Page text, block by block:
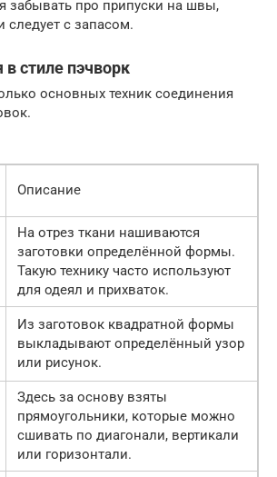
забывать про припуски на швы,
следует с запасом.
стиле пэчворк
основных техник соединения
Описание
На отрез ткани нашиваются
заготовки определённой формы.
Такую технику часто используют
для одеял и прихваток.
Из заготовок квадратной формы
выкладывают определённый узор
или рисунок.
Здесь за основу взяты
прямоугольники, которые можно
сшивать по диагонали, вертикали
или горизонтали.